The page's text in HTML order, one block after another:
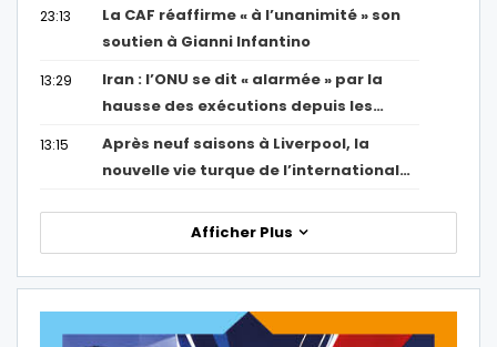
23:13
La CAF réaffirme « à l’unanimité » son
soutien à Gianni Infantino
13:29
Iran : l’ONU se dit « alarmée » par la
hausse des exécutions depuis les…
13:15
Après neuf saisons à Liverpool, la
nouvelle vie turque de l’international…
Afficher Plus